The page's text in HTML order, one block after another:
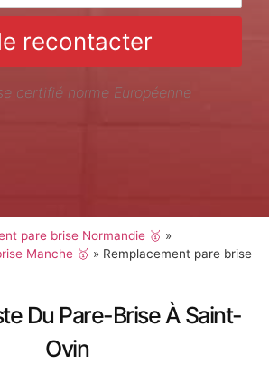
recontacter
certifié norme Européenne
pare brise Normandie 🥇 »
Manche 🥇 » Remplacement pare brise
Du Pare-Brise À Saint-
Ovin